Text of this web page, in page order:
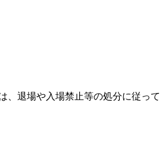
、退場や入場禁止等の処分に従って